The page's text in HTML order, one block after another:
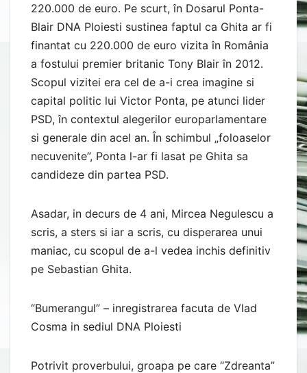
220.000 de euro. Pe scurt, în Dosarul Ponta-
Blair DNA Ploiesti sustinea faptul ca Ghita ar fi
finantat cu 220.000 de euro vizita în România
a fostului premier britanic Tony Blair în 2012.
Scopul vizitei era cel de a-i crea imagine si
capital politic lui Victor Ponta, pe atunci lider
PSD, în contextul alegerilor europarlamentare
si generale din acel an. În schimbul „foloaselor
necuvenite”, Ponta l-ar fi lasat pe Ghita sa
candideze din partea PSD.
Asadar, in decurs de 4 ani, Mircea Negulescu a
scris, a sters si iar a scris, cu disperarea unui
maniac, cu scopul de a-l vedea inchis definitiv
pe Sebastian Ghita.
“Bumerangul” – inregistrarea facuta de Vlad
Cosma in sediul DNA Ploiesti
Potrivit proverbului, groapa pe care “Zdreanta”